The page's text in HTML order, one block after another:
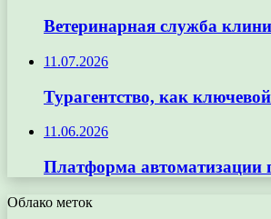
Ветеринарная служба
11.07.2026
Турагентство, как
11.06.2026
Платформа автоматизации
Облако меток